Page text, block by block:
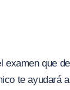
examen que
te ayudará